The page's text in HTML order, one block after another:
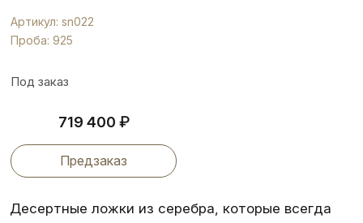
Артикул: sn022
Проба: 925
Под заказ
719 400 ₽
Предзаказ
Десертные ложки из серебра, которые всегда